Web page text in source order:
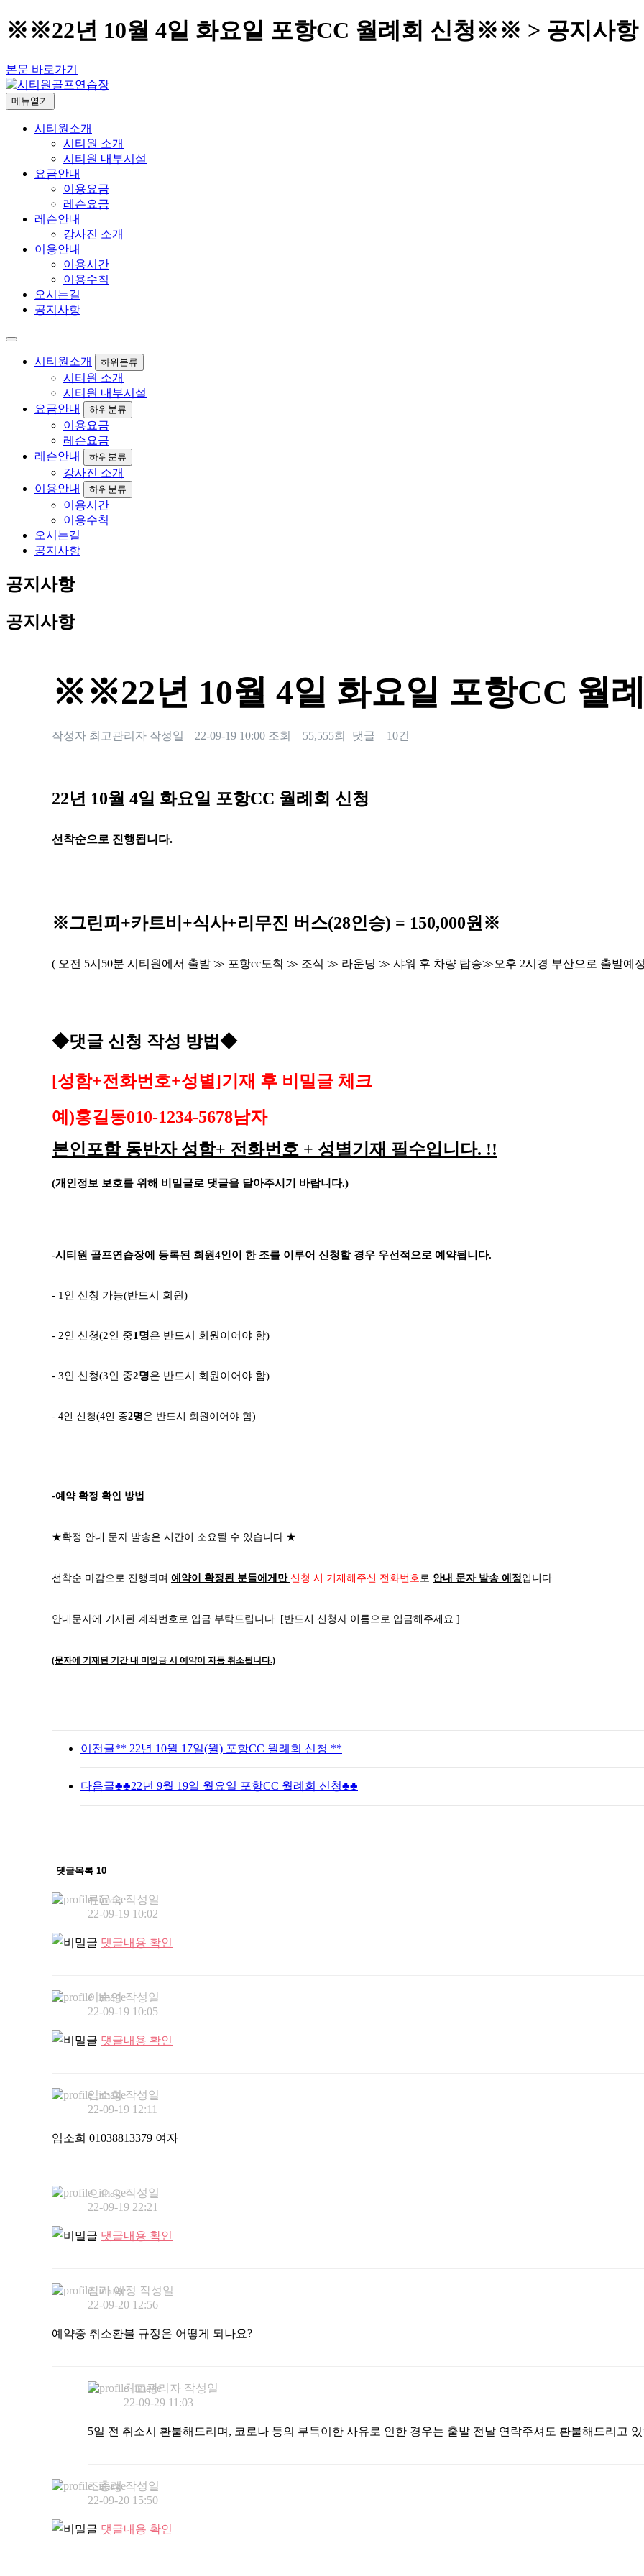
※※22년 10월 4일 화요일 포항CC 월례회 신청※※ > 공지사항
본문 바로가기
메뉴열기
시티원소개
시티원 소개
시티원 내부시설
요금안내
이용요금
레슨요금
레슨안내
강사진 소개
이용안내
이용시간
이용수칙
오시는길
공지사항
시티원소개 하위분류
시티원 소개
시티원 내부시설
요금안내
하위분류
이용요금
레슨요금
레슨안내
하위분류
강사진 소개
이용안내
하위분류
이용시간
이용수칙
오시는길
공지사항
공지사항
공지사항
※※22년 10월 4일 화요일 포항CC 월
작성자 최고관리자 작성일 22-09-19 10:00 조회 55,555회 댓글 10건
22년 10월 4일 화요일 포항CC 월례회 신청
선착순으로 진행됩니다.
※그린피 +카트비 +식사+리무진 버스(28인승) = 150,000원※
( 오전 5시 50분 시티원에서 출발 ≫ 포항cc도착 ≫ 조식 ≫ 라운딩 ≫ 샤워 후 차량 탑승≫오후 2시경 부산으로 출발예정
◆댓글 신청 작성 방법◆
[성함+전화번호+성별]기재 후 비밀글 체크
예 )홍길동010-1234-5678남자
본인포함 동반자 성함+ 전화번호 + 성별기재 필수입니다. !!
(개인정보 보호를 위해 비밀글로 댓글을 달아주시기 바랍니다.)
-시티원 골프연습장에 등록된 회원4인이 한 조를 이루어 신청할 경우 우선적으로 예약됩니다.
- 1인 신청 가능(반드시 회원)
- 2인 신청(2인 중1명은 반드시 회원이어야 함)
- 3인 신청(3인 중2명은 반드시 회원이어야 함)
- 4인 신청(4인 중2명은 반드시 회원이어야 함)
-예약 확정 확인 방법
★확정 안내 문자 발송은 시간이 소요될 수 있습니다.★
선착순 마감으로 진행되며 예약이 확정된 분들에게만 신청 시 기재해주신 전화번호로 안내 문자 발송 예정입니다.
안내문자에 기재된 계좌번호로 입금 부탁드립니다. [반드시 신청자 이름으로 입금해주세요.]
(문자에 기재된 기간 내 미입금 시 예약이 자동 취소됩니다.)
이전글** 22년 10월 17일(월) 포항CC 월례회 신청 **
다음글♣♣22년 9월 19일 월요일 포항CC 월례회 신청♣♣
댓글목록 10
류윤숙 작성일
22-09-19 10:02
댓글내용 확인
이순연 작성일
22-09-19 10:05
댓글내용 확인
임소희 작성일
22-09-19 12:11
임소희 01038813379 여자
ㅇㅇㅇ 작성일
22-09-19 22:21
댓글내용 확인
참가 예정 작성일
22-09-20 12:56
예약중 취소환불 규정은 어떻게 되나요?
최고관리자 작성일
22-09-29 11:03
5일 전 취소시 환불해드리며, 코로나 등의 부득이한 사유로 인한 경우는 출발 전날 연락주셔도 환불해드리고
조충래 작성일
22-09-20 15:50
댓글내용 확인